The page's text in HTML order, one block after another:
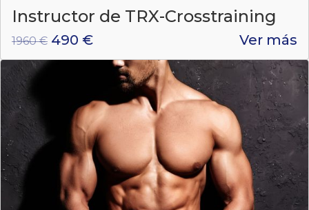
Instructor de TRX-Crosstraining
1960 € 490 € Ver más